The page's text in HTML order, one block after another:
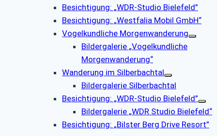
Besichtigung: „WDR-Studio Bielefeld”
Besichtigung: „Westfalia Mobil GmbH“
Vogelkundliche Morgenwanderung
Bildergalerie „Vogelkundliche
Morgenwanderung“
Wanderung im Silberbachtal
Bildergalerie Silberbachtal
Besichtigung: „WDR-Studio Bielefeld”
Bildergalerie „WDR Studio Bielefeld“
Besichtigung: „Bilster Berg Drive Resort”